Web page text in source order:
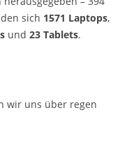
sich 1571 Laptops,
und 23 Tablets.
wir uns über regen